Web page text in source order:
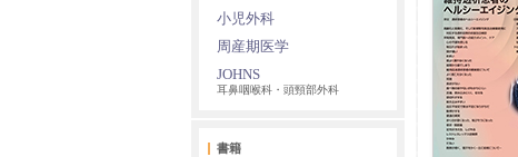
小児外科
周産期医学
JOHNS
耳鼻咽喉科・頭頸部外科
書籍